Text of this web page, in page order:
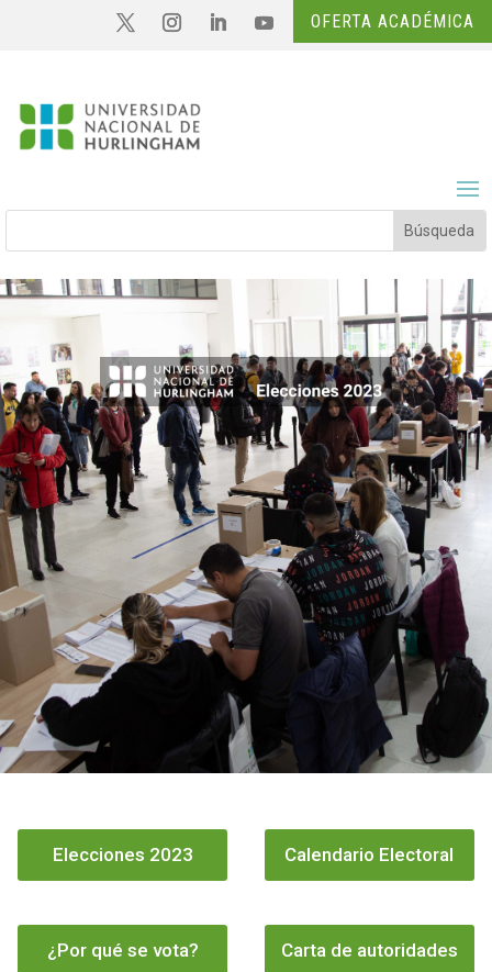
OFERTA ACADÉMICA
Elecciones 2023 Calendario Electoral
¿Por qué se vota? Carta de autoridades